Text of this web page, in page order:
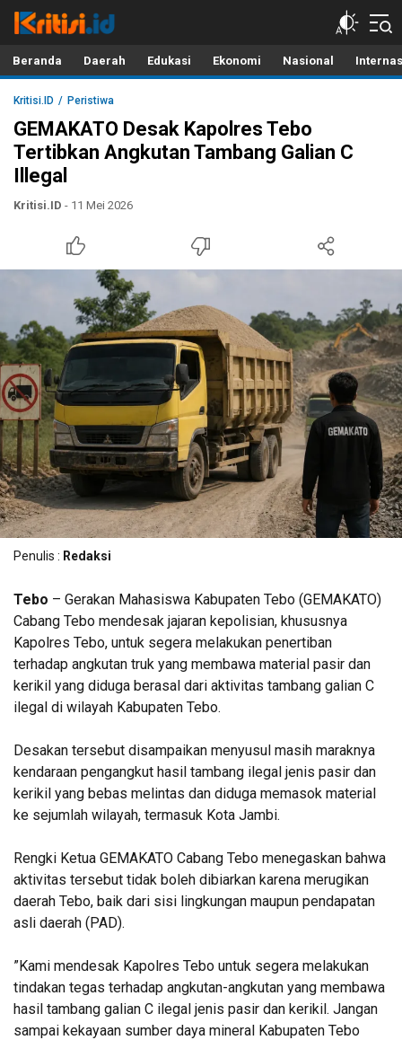
Kritisi.ID
Kritik untuk Negeri!
Beranda Daerah Edukasi Ekonomi Nasional
Kritisi.ID Peristiwa
GEMAKATO Desak Kapolres Tebo
Tertibkan Angkutan Tambang Galian C
Illegal
Kritisi.ID - 11 Mei 2026
Penulis : Redaksi
Tebo – Gerakan Mahasiswa Kabupaten Tebo (GEMAKATO)
Cabang Tebo mendesak jajaran kepolisian, khususnya
Kapolres Tebo, untuk segera melakukan penertiban
terhadap angkutan truk yang membawa material pasir dan
kerikil yang diduga berasal dari aktivitas tambang galian C
ilegal di wilayah Kabupaten Tebo.
Desakan tersebut disampaikan menyusul masih maraknya
kendaraan pengangkut hasil tambang ilegal jenis pasir dan
kerikil yang bebas melintas dan diduga memasok material
ke sejumlah wilayah, termasuk Kota Jambi.
Rengki ‎Ketua GEMAKATO Cabang Tebo menegaskan bahwa
aktivitas tersebut tidak boleh dibiarkan karena merugikan
daerah Tebo, baik dari sisi lingkungan maupun pendapatan
asli daerah (PAD).
‎”Kami mendesak Kapolres Tebo untuk segera melakukan
tindakan tegas terhadap angkutan-angkutan yang membawa
hasil tambang galian C ilegal jenis pasir dan kerikil. Jangan
sampai kekayaan sumber daya mineral Kabupaten Tebo